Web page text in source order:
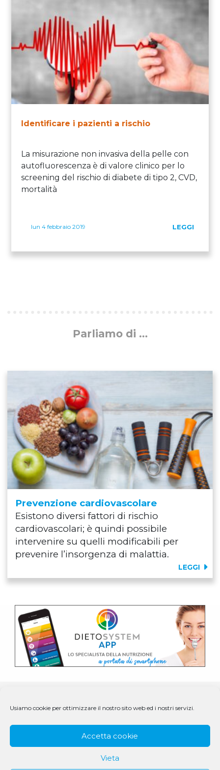
Usiamo cookie per ottimizzare il nostro sito web ed i nostri servizi.
Accetta cookie
Vieta
Identificare i pazienti a rischio
La misurazione non invasiva della pelle con
autofluorescenza è di valore clinico per lo
screening del rischio di diabete di tipo 2, CVD,
mortalità
lun 4 febbraio 2019 LEGGI
Parliamo di ...
Prevenzione cardiovascolare
Esistono diversi fattori di rischio
cardiovascolari; è quindi possibile
intervenire su quelli modificabili per
prevenire l’insorgenza di malattia.
LEGGI